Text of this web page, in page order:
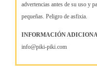
advertencias antes de su uso y
pequeñas. Peligro de asfixia.
INFORMACIÓN
info@piki-piki.com